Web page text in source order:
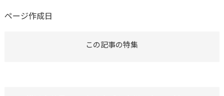
ページ作成日
この記事の特集